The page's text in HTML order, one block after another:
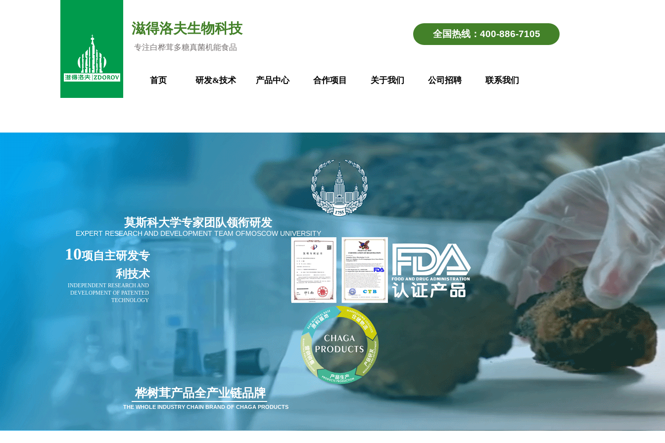
首页 研发&技术 产品中心 合作项目 关于我们 公司招聘 联系我们
专注白桦茸多糖真菌机能食品
滋得洛夫生物科技 全国热线：400-886-7105
莫斯科大学专家团队领衔研发
EXPERT RESEARCH AND DEVELOPMENT TEAM OFMOSCOW UNIVERSITY
10项自主研发专
利技术
INDEPENDENT RESEARCH AND
DEVELOPMENT OF PATENTED
TECHNOLOGY
桦树茸产品全产业链品牌
THE WHOLE INDUSTRY CHAIN BRAND OF CHAGA PRODUCTS